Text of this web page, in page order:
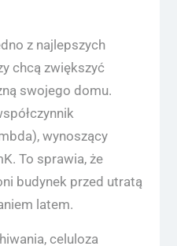
z najlepszych
chcą zwiększyć
swojego domu.
wynoszący
To sprawia, że
budynek przed utratą
latem.
celuloza